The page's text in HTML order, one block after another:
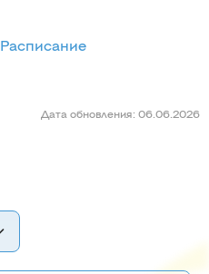
Расписание
Дата обновления: 06.06.2026